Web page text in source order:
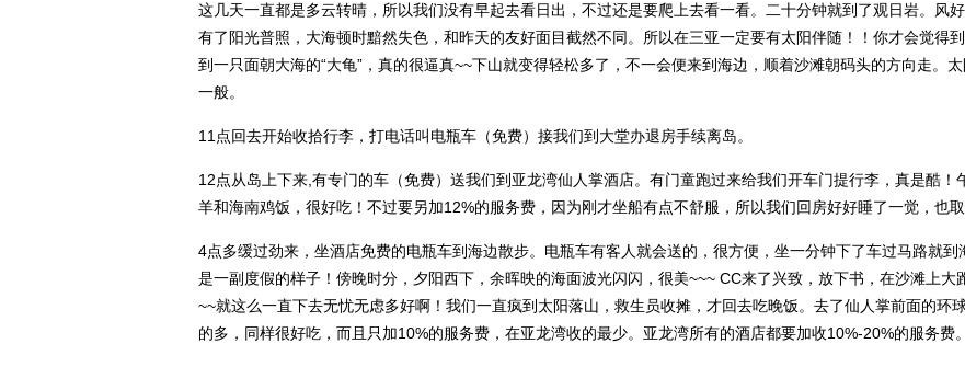
这几天一直都是多云转晴，所以我们没有早起去看日出，不过还是要爬上去看一看。二十分钟就到了观日岩。风
有了阳光普照，大海顿时黯然失色，和昨天的友好面目截然不同。所以在三亚一定要有太阳伴随！！你才会觉得到
到一只面朝大海的“大龟”，真的很逼真~~下山就变得轻松多了，不一会便来到海边，顺着沙滩朝码头的方向走。
一般。
11点回去开始收拾行李，打电话叫电瓶车（免费）接我们到大堂办退房手续离岛。
12点从岛上下来,有专门的车（免费）送我们到亚龙湾仙人掌酒店。有门童跑过来给我们开车门提行李，真是酷
羊和海南鸡饭，很好吃！不过要另加12%的服务费，因为刚才坐船有点不舒服，所以我们回房好好睡了一觉，也取
4点多缓过劲来，坐酒店免费的电瓶车到海边散步。电瓶车有客人就会送的，很方便，坐一分钟下了车过马路就
是一副度假的样子！傍晚时分，夕阳西下，余晖映的海面波光闪闪，很美~~~ CC来了兴致，放下书，在沙滩上
~~就这么一直下去无忧无虑多好啊！我们一直疯到太阳落山，救生员收摊，才回去吃晚饭。去了仙人掌前面的环
的多，同样很好吃，而且只加10%的服务费，在亚龙湾收的最少。亚龙湾所有的酒店都要加收10%-20%的服务费。